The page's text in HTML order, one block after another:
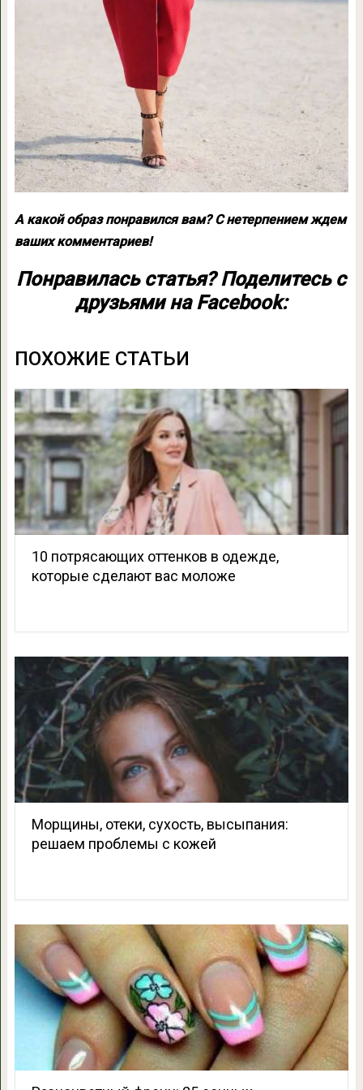
А какой образ понравился вам? С нетерпением ждем
ваших комментариев!
Понравилась статья? Поделитесь с
друзьями на Facebook:
ПОХОЖИЕ СТАТЬИ
10 потрясающих оттенков в одежде,
которые сделают вас моложе
Морщины, отеки, сухость, высыпания:
решаем проблемы с кожей